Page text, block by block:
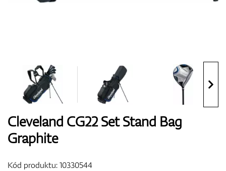
Bagy
Cleveland CG22 Set Stand Bag
Graphite
Kód produktu:10330544